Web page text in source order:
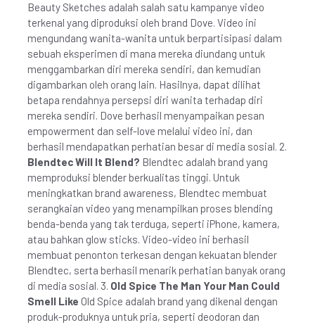
Beauty Sketches adalah salah satu kampanye video
terkenal yang diproduksi oleh brand Dove. Video ini
mengundang wanita-wanita untuk berpartisipasi dalam
sebuah eksperimen di mana mereka diundang untuk
menggambarkan diri mereka sendiri, dan kemudian
digambarkan oleh orang lain. Hasilnya, dapat dilihat
betapa rendahnya persepsi diri wanita terhadap diri
mereka sendiri. Dove berhasil menyampaikan pesan
empowerment dan self-love melalui video ini, dan
berhasil mendapatkan perhatian besar di media sosial. 2.
Blendtec Will It Blend? Blendtec adalah brand yang
memproduksi blender berkualitas tinggi. Untuk
meningkatkan brand awareness, Blendtec membuat
serangkaian video yang menampilkan proses blending
benda-benda yang tak terduga, seperti iPhone, kamera,
atau bahkan glow sticks. Video-video ini berhasil
membuat penonton terkesan dengan kekuatan blender
Blendtec, serta berhasil menarik perhatian banyak orang
di media sosial. 3. Old Spice The Man Your Man Could
Smell Like Old Spice adalah brand yang dikenal dengan
produk-produknya untuk pria, seperti deodoran dan